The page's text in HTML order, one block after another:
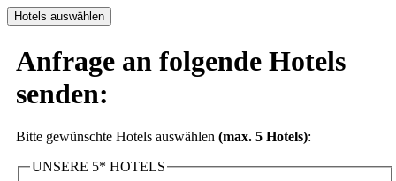
Anfrage an folgende Hotels
senden:
Bitte gewünschte Hotels auswählen (max. 5 Hotels):
UNSERE 5* HOTELS